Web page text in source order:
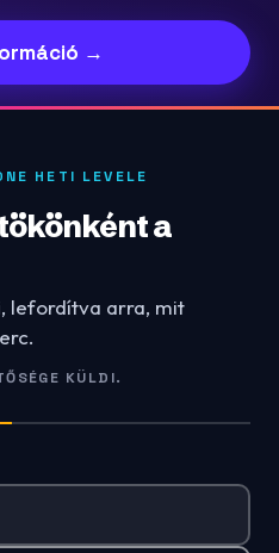
→
HETI LEVELE
a
lefordítva arra, mit
KÜLDI.